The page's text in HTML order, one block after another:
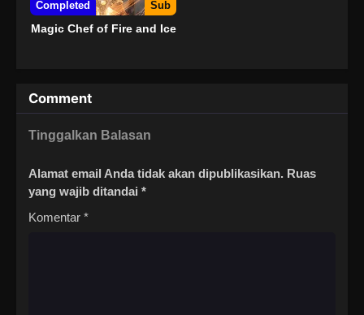
Completed Sub
Magic Chef of Fire and Ice
Comment
Tinggalkan Balasan
Alamat email Anda tidak akan dipublikasikan. Ruas
yang wajib ditandai *
Komentar *